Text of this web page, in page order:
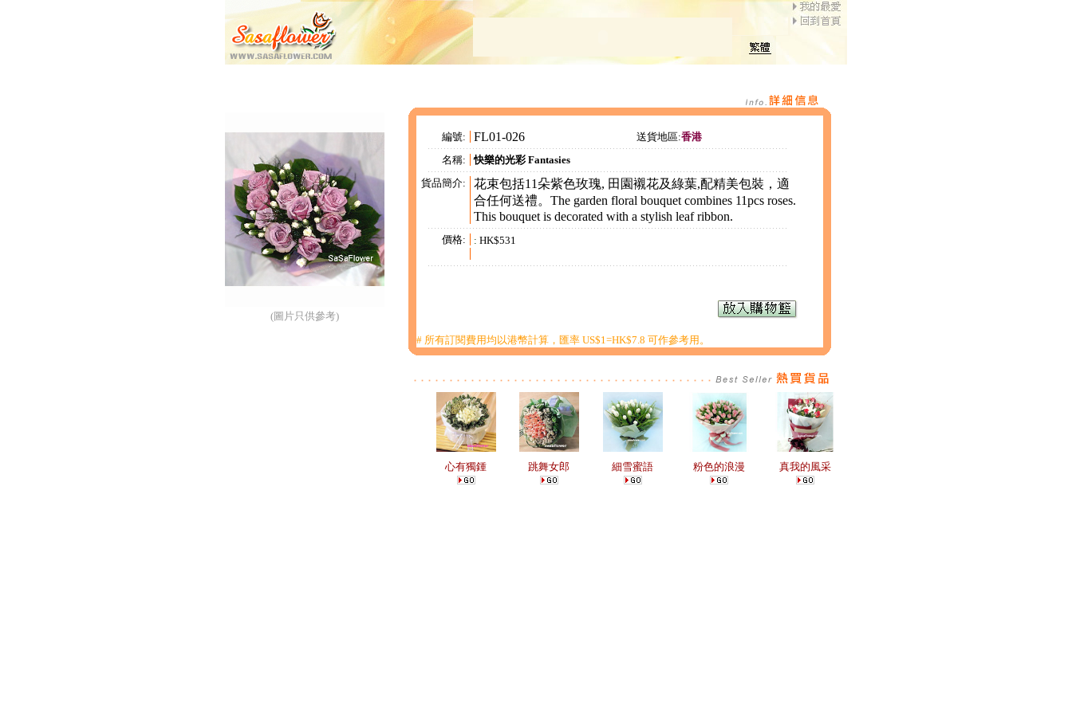
(圖片只供參考)
編號: FL01-026 送貨地區:香港
名稱:
快樂的光彩 Fantasies
貨品簡介:
花束包括11朵紫色玫瑰, 田園襯花及綠葉,配精美包裝，適
合任何送禮。The garden floral bouquet combines 11pcs roses.
This bouquet is decorated with a stylish leaf ribbon.
價格: : HK$531
# 所有訂閱費用均以港幣計算，匯率 US$1=HK$7.8 可作參考用。
心有獨鍾 跳舞女郎 細雪蜜語 粉色的浪漫 真我的風采